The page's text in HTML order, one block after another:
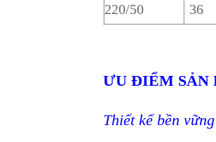
220/50
36
ƯU ĐIỂM SẢN
Thiết kế bền vững